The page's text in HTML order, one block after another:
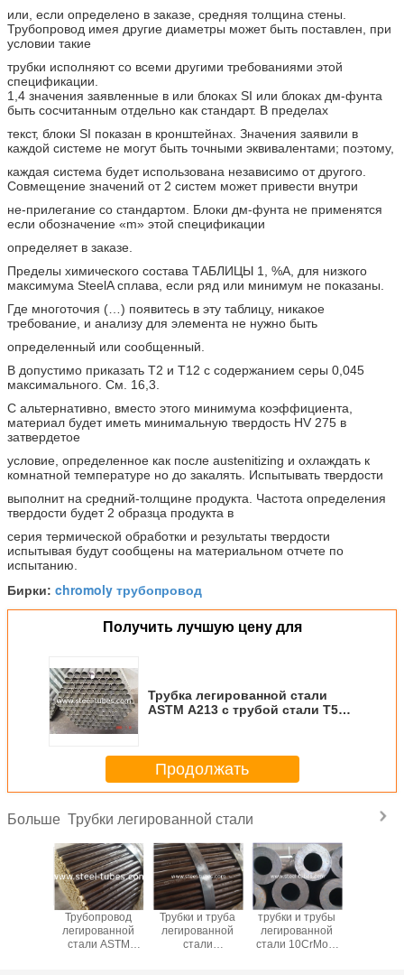
или, если определено в заказе, средняя толщина стены.
Трубопровод имея другие диаметры может быть поставлен, при
условии такие
трубки исполняют со всеми другими требованиями этой
спецификации.
1,4 значения заявленные в или блоках SI или блоках дм-фунта
быть сосчитанным отдельно как стандарт. В пределах
текст, блоки SI показан в кронштейнах. Значения заявили в
каждой системе не могут быть точными эквивалентами; поэтому,
каждая система будет использована независимо от другого.
Совмещение значений от 2 систем может привести внутри
не-прилегание со стандартом. Блоки дм-фунта не применятся
если обозначение «m» этой спецификации
определяет в заказе.
Пределы химического состава ТАБЛИЦЫ 1, %A, для низкого
максимума SteelA сплава, если ряд или минимум не показаны.
Где многоточия (…) появитесь в эту таблицу, никакое
требование, и анализу для элемента не нужно быть
определенный или сообщенный.
B допустимо приказать T2 и T12 с содержанием серы 0,045
максимального. См. 16,3.
C альтернативно, вместо этого минимума коэффициента,
материал будет иметь минимальную твердость HV 275 в
затвердетое
условие, определенное как после austenitizing и охлаждать к
комнатной температуре но до закалять. Испытывать твердости
выполнит на средний-толщине продукта. Частота определения
твердости будет 2 образца продукта в
серия термической обработки и результаты твердости
испытывая будут сообщены на материальном отчете по
испытанию.
Бирки: chromoly трубопровод
Получить лучшую цену для
Трубка легированной стали
ASTM A213 с трубой стали T5
Продолжать
Больше Трубки легированной стали
Трубопровод
легированной
стали ASTM
Трубки и труба
легированной
стали
трубки и трубы
легированной
стали 10CrMo9-